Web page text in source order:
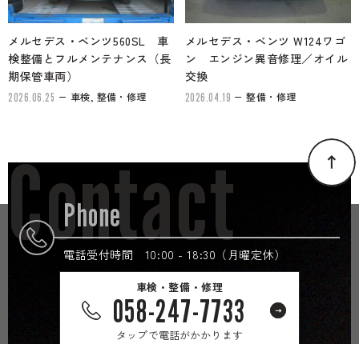
メルセデス・ベンツ560SL 車
検整備とフルメンテナンス（長
期保管車両）
2026.06.25 車検, 整備・修理
メルセデス・ベンツ W124ワゴ
ン エンジン異音修理／オイル
交換
2026.04.19 整備・修理
Phone
電話受付時間 10:00 - 18:30（月曜定休）
車検・整備・修理
058-247-7733
タップで電話がかかります
Contact